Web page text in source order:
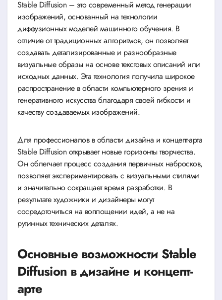
Stable Diffusion – это современный метод генерации
изображений, основанный на технологии
диффузионных моделей машинного обучения. В
отличие от традиционных алгоритмов, он позволяет
создавать детализированные и разнообразные
визуальные образы на основе текстовых описаний или
исходных данных. Эта технология получила широкое
распространение в области компьютерного зрения и
генеративного искусства благодаря своей гибкости и
качеству создаваемых изображений.
Для профессионалов в области дизайна и концепт-арта
Stable Diffusion открывает новые горизонты творчества.
Он облегчает процесс создания первичных набросков,
позволяет экспериментировать с визуальными стилями
и значительно сокращает время разработки. В
результате художники и дизайнеры могут
сосредоточиться на воплощении идей, а не на
рутинных технических деталях.
Основные возможности Stable
Diffusion в дизайне и концепт-
арте